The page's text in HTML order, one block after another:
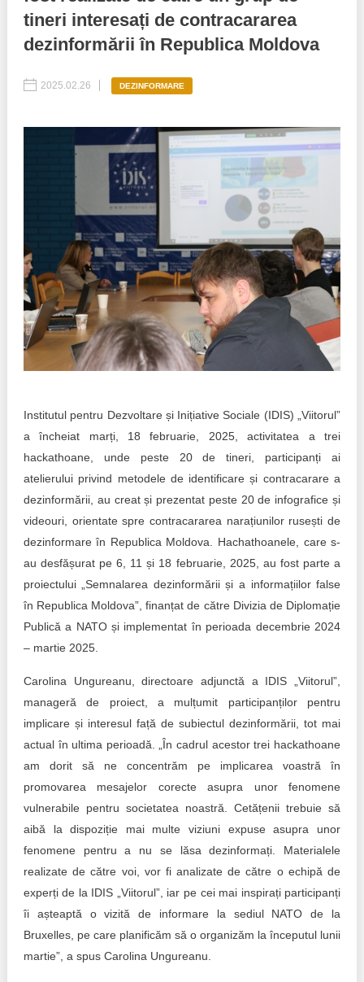
Reports
Procedures manual
Notes & positions
Institutional Charter IDIS
Announcements
IDIS International Advisory Board
Best parctices
People Watch
National Business Agenda
Democratic process
15 minutes of economic realism
Hybrid power
EU-STRAT bulletin
Transparency of state – owned enterprises
Democracy, independence and transparency of key
public institutions in Moldova
Integrity of public procurement in Moldova
Public procurement
tineri interesați de contracararea
dezinformării în Republica Moldova
2025.02.26 DEZINFORMARE
Institutul pentru Dezvoltare și Inițiative Sociale (IDIS) „Viitorul”
a încheiat marți, 18 februarie, 2025, activitatea a trei
hackathoane, unde peste 20 de tineri, participanți ai
atelierului privind metodele de identificare și contracarare a
dezinformării, au creat și prezentat peste 20 de infografice și
videouri, orientate spre contracararea narațiunilor rusești de
dezinformare în Republica Moldova. Hachathoanele, care s-
au desfășurat pe 6, 11 și 18 februarie, 2025, au fost parte a
proiectului „Semnalarea dezinformării și a informațiilor false
în Republica Moldova”, finanțat de către Divizia de Diplomație
Publică a NATO și implementat în perioada decembrie 2024
– martie 2025.
Carolina Ungureanu, directoare adjunctă a IDIS „Viitorul”,
manageră de proiect, a mulțumit participanților pentru
implicare și interesul față de subiectul dezinformării, tot mai
actual în ultima perioadă. „În cadrul acestor trei hackathoane
am dorit să ne concentrăm pe implicarea voastră în
promovarea mesajelor corecte asupra unor fenomene
vulnerabile pentru societatea noastră. Cetățenii trebuie să
aibă la dispoziție mai multe viziuni expuse asupra unor
fenomene pentru a nu se lăsa dezinformați. Materialele
realizate de către voi, vor fi analizate de către o echipă de
experți de la IDIS „Viitorul”, iar pe cei mai inspirați participanți
îi așteaptă o vizită de informare la sediul NATO de la
Bruxelles, pe care planificăm să o organizăm la începutul lunii
martie”, a spus Carolina Ungureanu.